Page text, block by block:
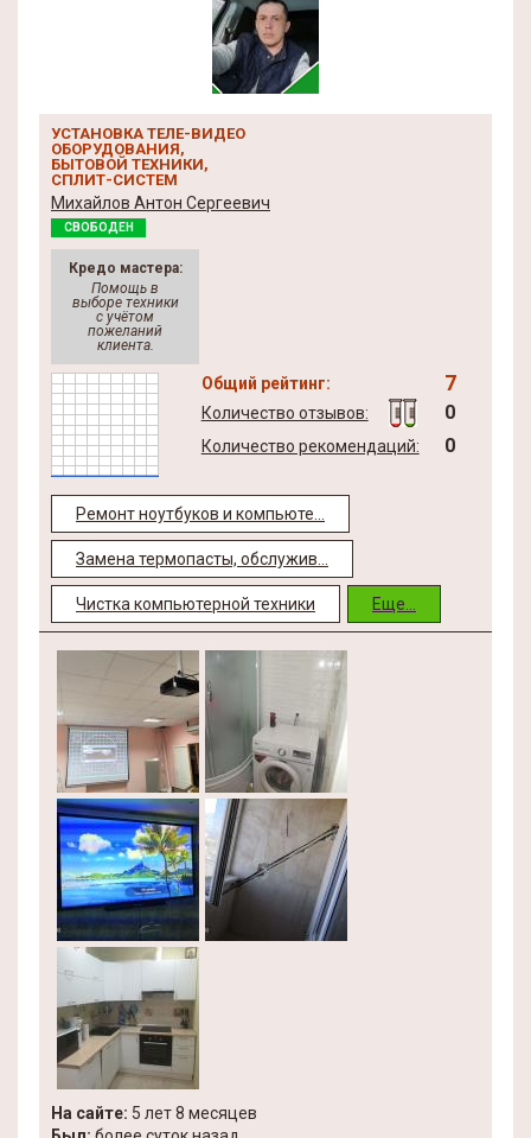
УСТАНОВКА ТЕЛЕ-ВИДЕО
ОБОРУДОВАНИЯ,
БЫТОВОЙ ТЕХНИКИ,
СПЛИТ-СИСТЕМ
Михайлов Антон Сергеевич
СВОБОДЕН
Кредо мастера:
Помощь в
выборе техники
с учётом
пожеланий
клиента.
Общий рейтинг: 7
Количество отзывов: 0
Количество рекомендаций: 0
Ремонт ноутбуков и компьюте...
Замена термопасты, обслужив...
Чистка компьютерной техники Еще...
На сайте: 5 лет 8 месяцев